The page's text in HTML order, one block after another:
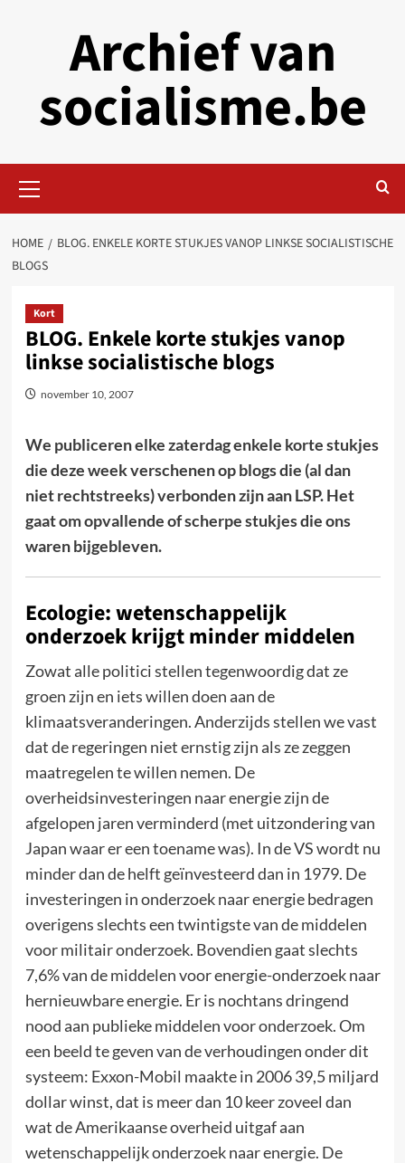
Archief van
socialisme.be
Menu
HOME
BLOG. ENKELE KORTE STUKJES VANOP LINKSE SOCIALISTISCHE
BLOGS
Kort
BLOG. Enkele korte stukjes vanop
linkse socialistische blogs
november 10, 2007
We publiceren elke zaterdag enkele korte stukjes
die deze week verschenen op blogs die (al dan
niet rechtstreeks) verbonden zijn aan LSP. Het
gaat om opvallende of scherpe stukjes die ons
waren bijgebleven.
Ecologie: wetenschappelijk
onderzoek krijgt minder middelen
Zowat alle politici stellen tegenwoordig dat ze
groen zijn en iets willen doen aan de
klimaatsveranderingen. Anderzijds stellen we vast
dat de regeringen niet ernstig zijn als ze zeggen
maatregelen te willen nemen. De
overheidsinvesteringen naar energie zijn de
afgelopen jaren verminderd (met uitzondering van
Japan waar er een toename was). In de VS wordt nu
minder dan de helft geïnvesteerd dan in 1979. De
investeringen in onderzoek naar energie bedragen
overigens slechts een twintigste van de middelen
voor militair onderzoek. Bovendien gaat slechts
7,6% van de middelen voor energie-onderzoek naar
hernieuwbare energie. Er is nochtans dringend
nood aan publieke middelen voor onderzoek. Om
een beeld te geven van de verhoudingen onder dit
systeem: Exxon-Mobil maakte in 2006 39,5 miljard
dollar winst, dat is meer dan 10 keer zoveel dan
wat de Amerikaanse overheid uitgaf aan
wetenschappelijk onderzoek naar energie. De